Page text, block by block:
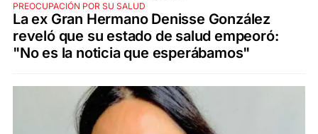
PREOCUPACIÓN POR SU SALUD
La ex Gran Hermano Denisse González
reveló que su estado de salud empeoró:
"No es la noticia que esperábamos"